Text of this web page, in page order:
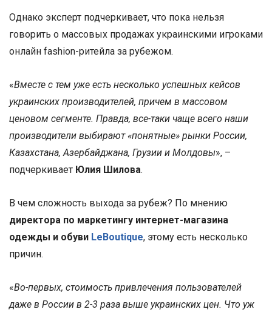
Однако эксперт подчеркивает, что пока нельзя
говорить о массовых продажах украинскими игроками
онлайн fashion-ритейла за рубежом.
«Вместе с тем уже есть несколько успешных кейсов
украинских производителей, причем в массовом
ценовом сегменте. Правда, все-таки чаще всего наши
производители выбирают «понятные» рынки России,
Казахстана, Азербайджана, Грузии и Молдовы», –
подчеркивает Юлия Шилова.
В чем сложность выхода за рубеж? По мнению
директора по маркетингу интернет-магазина
одежды и обуви LeBoutique, этому есть несколько
причин.
«Во-первых, стоимость привлечения пользователей
даже в России в 2-3 раза выше украинских цен. Что уж